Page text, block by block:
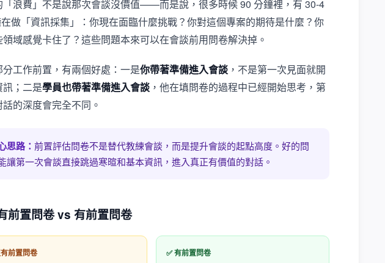
「浪費」不是說那次會談沒價值——而是說，很多時候 90 分鐘裡，有 30-4
做「資訊採集」：你現在面臨什麼挑戰？你對這個專案的期待是什麼？你
域感覺卡住了？這些問題本來可以在會談前用問卷解決掉。
分工作前置，有兩個好處：一是你帶著準備進入會談 ，不是第一次見面就開
；二是學員也帶著準備進入會談 ，他在填問卷的過程中已經開始思考，第
的深度會完全不同。
思路： 前置評估問卷不是替代教練會談，而是提升會談的起點高度。好的問
讓第一次會談直接跳過寒暄和基本資訊，進入真正有價值的對話。
前置問卷 vs 有前置問卷
前置問卷 ✅ 有前置問卷